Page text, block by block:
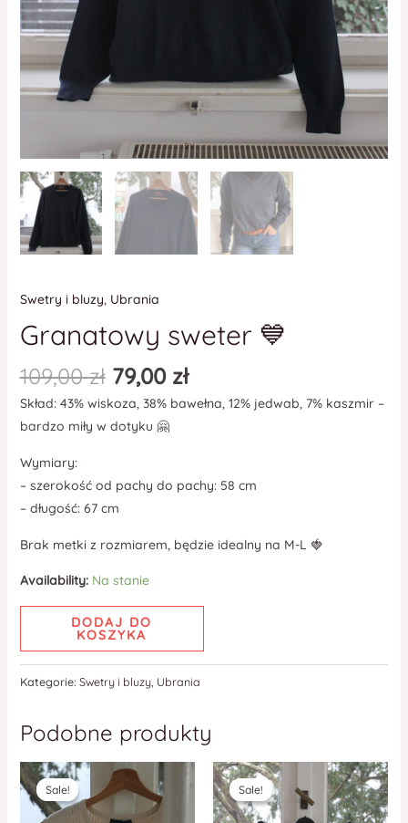
Swetry i bluzy, Ubrania
Granatowy sweter 💙
109,00zł 79,00 zł
Skład: 43% wiskoza, 38% bawełna, 12% jedwab, 7% kaszmir –
bardzo miły w dotyku 🤗
Wymiary:
– szerokość od pachy do pachy: 58 cm
– długość: 67 cm
Brak metki z rozmiarem, będzie idealny na M-L 🍓
Availability: Na stanie
DODAJ DO
KOSZYKA
Kategorie: Swetry i bluzy, Ubrania
Podobne produkty
Sale!
Sale! Sale!
Sale!